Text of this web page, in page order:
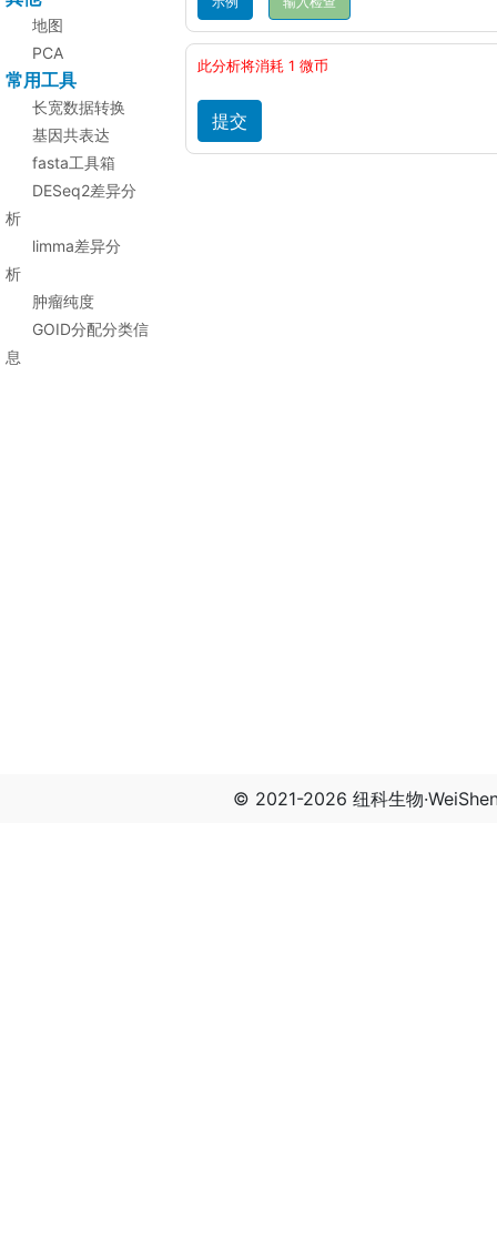
地图
PCA
常用工具
长宽数据转换
基因共表达
fasta工具箱
DESeq2差异分
析
limma差异分
析
肿瘤纯度
GOID分配分类信
息
此分析将消耗 1 微币
© 2021-2026 纽科生物